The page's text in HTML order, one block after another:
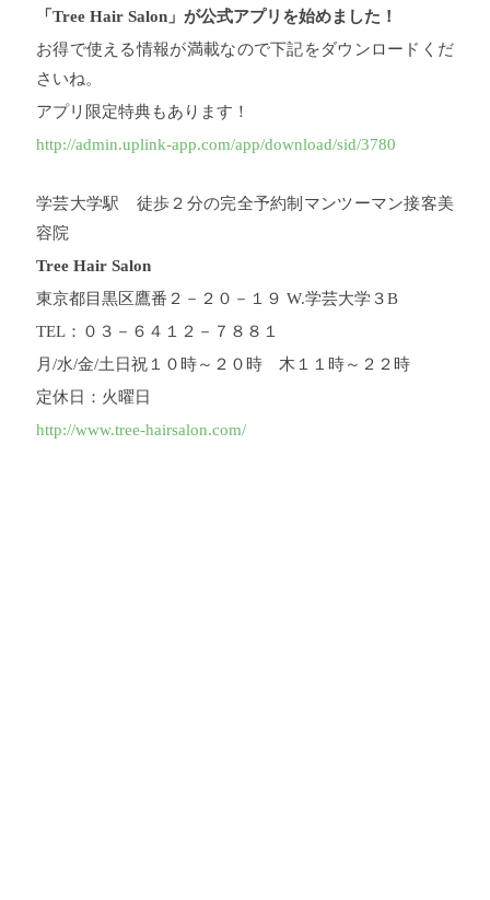
「Tree Hair Salon」が公式アプリを始めました！
お得で使える情報が満載なので下記をダウンロードくだ
さいね。
アプリ限定特典もあります！
http://admin.uplink-app.com/app/download/sid/3780
学芸大学駅 徒歩２分の完全予約制マンツーマン接客美
容院
Tree Hair Salon
東京都目黒区鷹番２－２０－１９ W.学芸大学３B
TEL：０３－６４１２－７８８１
月/水/金/土日祝１０時～２０時 木１１時～２２時
定休日：火曜日
http://www.tree-hairsalon.com/